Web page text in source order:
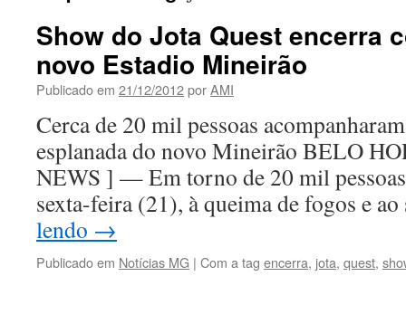
Show do Jota Quest encerra
novo Estadio Mineirão
Publicado em 21/12/2012porAMI
Cerca de 20 mil pessoas
esplanada do novo Mineirão BELO
NEWS ] — Em torno de 20 mil
sexta-feira (21), à queima de fogos e
lendo →
Publicado em Notícias MG | Com a tag encerra, jota, quest,